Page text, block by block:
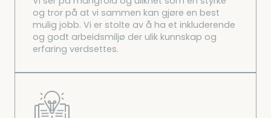
og tror på at vi sammen kan gjøre en best
mulig jobb. Vi er stolte av å ha et inkluderende
og godt arbeidsmiljø der ulik kunnskap og
erfaring verdsettes.